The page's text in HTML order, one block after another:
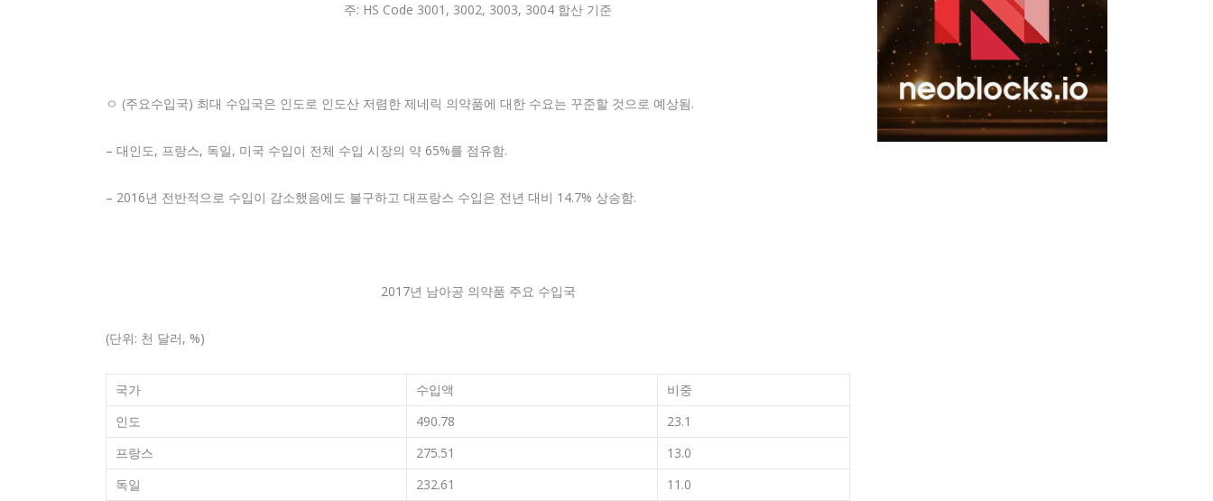
주: HS Code 3001, 3002, 3003, 3004 합산 기준
ㅇ (주요수입국) 최대 수입국은 인도로 인도산 저렴한 제네릭 의약품에 대한 수요는 꾸준할 것으로 예상됨.
– 대인도, 프랑스, 독일, 미국 수입이 전체 수입 시장의 약 65%를 점유함.
– 2016년 전반적으로 수입이 감소했음에도 불구하고 대프랑스 수입은 전년 대비 14.7% 상승함.
2017년 남아공 의약품 주요 수입국
(단위: 천 달러, %)
국가 수입액
비중
인도
490.78
23.1
프랑스
275.51
13.0
독일
232.61
11.0